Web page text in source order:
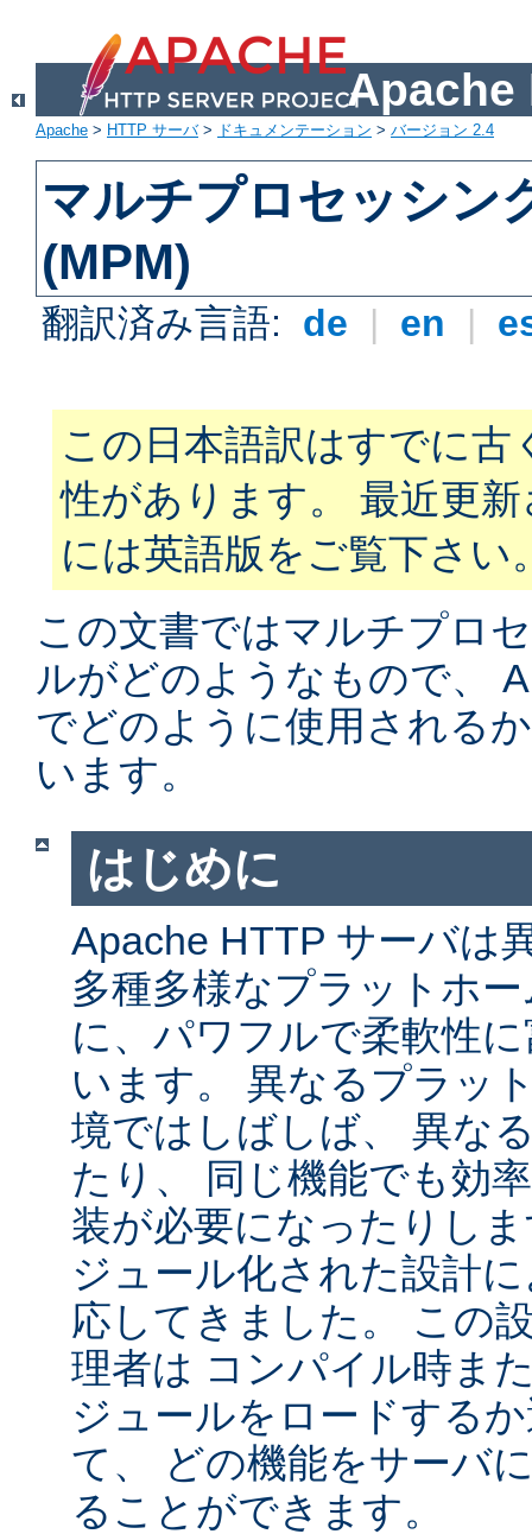
Apache
Apache > HTTP サーバ> ドキュメンテーション > バージョン 2.4
マルチプロセッシン
(MPM)
翻訳済み言語: de | en |
この日本語訳はすでに古
性があります。 最近更
には英語版をご覧下さい
この文書ではマルチプロ
ルがどのようなもので、
でどのように使用される
います。
はじめに
Apache HTTP サーバは
多種多様なプラットホ
に、パワフルで柔軟性
います。 異なるプラッ
境ではしばしば、 異な
たり、 同じ機能でも効
装が必要になったりし
ジュール化された設計
応してきました。 この
理者は コンパイル時ま
ジュールをロードする
て、 どの機能をサーバ
ることができます。